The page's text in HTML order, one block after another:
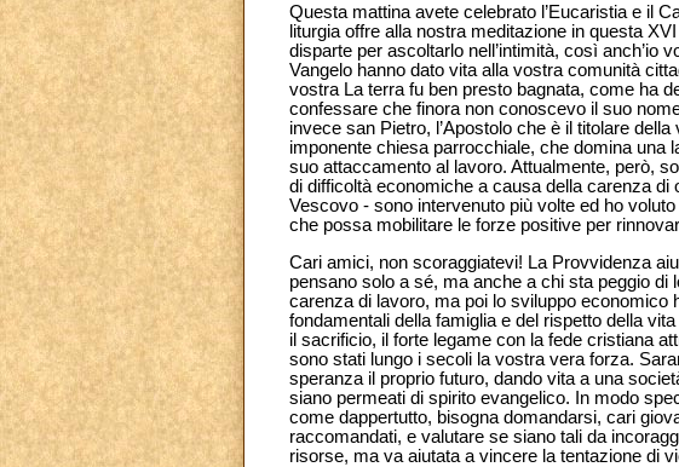
Questa mattina avete celebrato l’Eucaristia e il
liturgia offre alla nostra meditazione in questa
disparte per ascoltarlo nell’intimità, così anch’io
Vangelo hanno dato vita alla vostra comunità
vostra La terra fu ben presto bagnata, come ha
confessare che finora non conoscevo il suo
invece san Pietro, l’Apostolo che è il titolare
imponente chiesa parrocchiale, che domina una
suo attaccamento al lavoro. Attualmente, però,
di difficoltà economiche a causa della carenza
Vescovo - sono intervenuto più volte ed ho
che possa mobilitare le forze positive per
Cari amici, non scoraggiatevi! La Provvidenza
pensano solo a sé, ma anche a chi sta peggio
carenza di lavoro, ma poi lo sviluppo economico
fondamentali della famiglia e del rispetto della
il sacrificio, il forte legame con la fede cristiana
sono stati lungo i secoli la vostra vera forza.
speranza il proprio futuro, dando vita a una
siano permeati di spirito evangelico. In modo
come dappertutto, bisogna domandarsi, cari
raccomandati, e valutare se siano tali da
risorse, ma va aiutata a vincere la tentazione di